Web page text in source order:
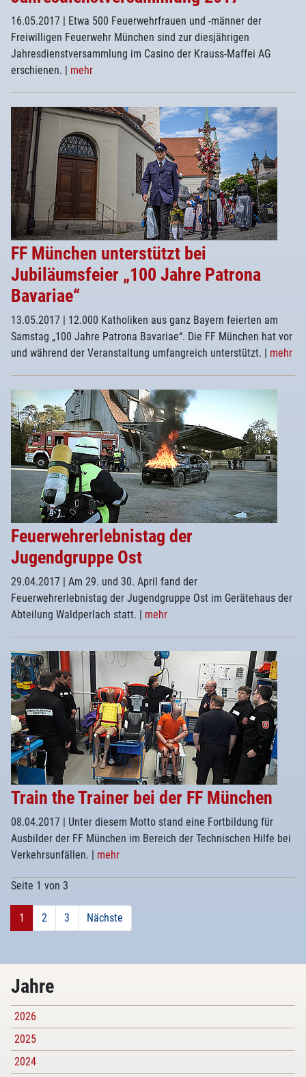
16.05.2017 | Etwa 500 Feuerwehrfrauen und -männer der
Freiwilligen Feuerwehr München sind zur diesjährigen
Jahresdienstversammlung im Casino der Krauss-Maffei AG
erschienen. | mehr
FF München unterstützt bei
Jubiläumsfeier „100 Jahre Patrona
Bavariae“
13.05.2017 | 12.000 Katholiken aus ganz Bayern feierten am
Samstag „100 Jahre Patrona Bavariae“. Die FF München hat vor
und während der Veranstaltung umfangreich unterstützt. | mehr
Feuerwehrerlebnistag der
Jugendgruppe Ost
29.04.2017 | Am 29. und 30. April fand der
Feuerwehrerlebnistag der Jugendgruppe Ost im Gerätehaus der
Abteilung Waldperlach statt. | mehr
Train the Trainer bei der FF München
08.04.2017 | Unter diesem Motto stand eine Fortbildung für
Ausbilder der FF München im Bereich der Technischen Hilfe bei
Verkehrsunfällen. | mehr
Seite 1 von 3
1 2 3 Nächste
Jahre
2026
2025
2024